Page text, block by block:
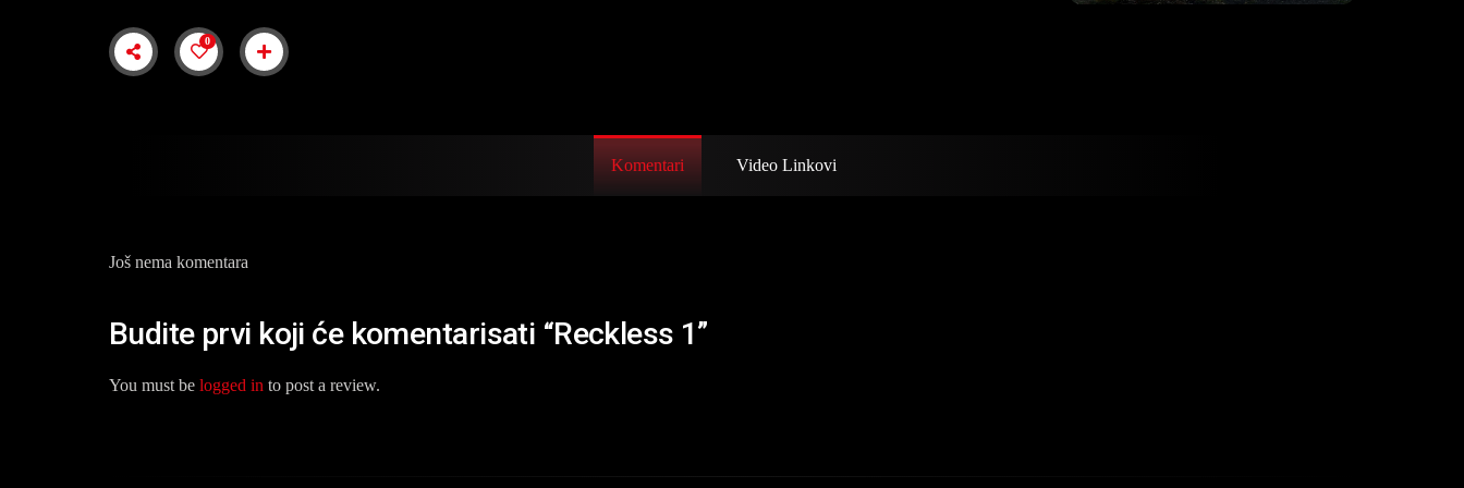
0
Komentari Video Linkovi
Još nema komentara
Budite prvi koji će komentarisati “Reckless 1”
You must be logged in to post a review.